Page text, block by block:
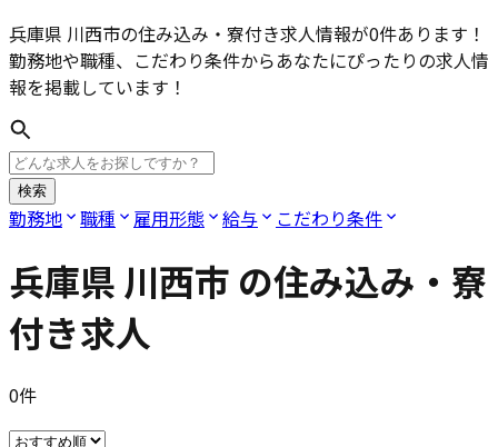
兵庫県 川西市の住み込み・寮付き求人情報が0件あります！
勤務地や職種、こだわり条件からあなたにぴったりの求人情
報を掲載しています！
検索
勤務地 職種 雇用形態 給与 こだわり条件
兵庫県 川西市 の住み込み・寮
付き求人
0件